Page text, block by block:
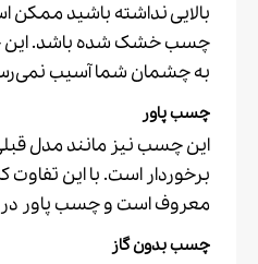
بالایی نداشته باشید ممکن
چسب خشک شده باشد. این
به چشمان شما آسیب
چسب پاور
این چسب نیز مانند مدل
برخوردار است. با این
معروف است و چسب پاور
چسب بدون گاز